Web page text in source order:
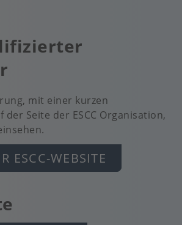
mit einer kurzen
der Seite der ESCC Organisation,
ESCC-WEBSITE